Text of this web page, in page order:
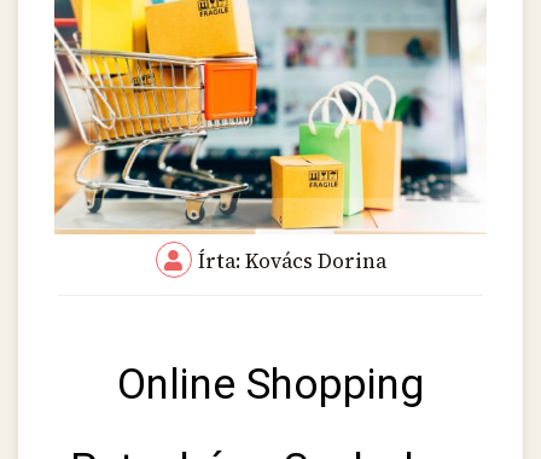
Írta: Kovács Dorina
Online Shopping